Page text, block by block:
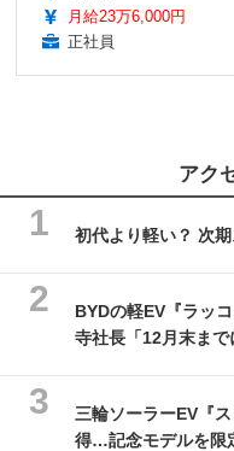
月給23万6,000円
正社員
アク
初代より軽い？ 次
BYDの軽EV『ラッ
寺社長「12月末まで
三輪ソーラーEV『
得…記念モデルを限